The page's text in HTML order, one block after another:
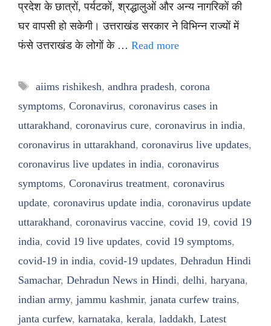
प्रदेश के छात्रों, पर्यटकों, श्रद्धालुओं और अन्य नागरिकों की
घर वापसी हो सकेगी। उत्तराखंड सरकार ने विभिन्न राज्यों में
फंसे उत्तराखंड के लोगों के … Read more
Tags
aiims rishikesh, andhra pradesh, corona
symptoms, Coronavirus, coronavirus cases in
uttarakhand, coronavirus cure, coronavirus in india,
coronavirus in uttarakhand, coronavirus live updates,
coronavirus live updates in india, coronavirus
symptoms, Coronavirus treatment, coronavirus
update, coronavirus update india, coronavirus update
uttarakhand, coronavirus vaccine, covid 19, covid 19
india, covid 19 live updates, covid 19 symptoms,
covid-19 in india, covid-19 updates, Dehradun Hindi
Samachar, Dehradun News in Hindi, delhi, haryana,
indian army, jammu kashmir, janata curfew trains,
janta curfew, karnataka, kerala, laddakh, Latest